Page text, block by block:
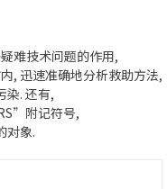
难技术问题的作用,
, 迅速准确地分析救助方法,
染. 还有,
附记符号,
对象.